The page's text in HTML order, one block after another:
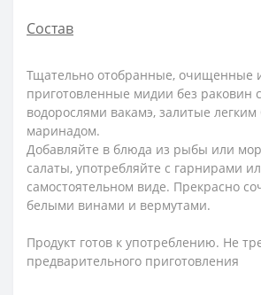
Состав
Тщательно отобранные, очищенные
приготовленные мидии без раковин
водорослями вакамэ, залитые
маринадом.
Добавляйте в блюда из рыбы или
салаты, употребляйте с гарнирами
самостоятельном виде. Прекрасно
белыми винами и вермутами.
Продукт готов к употреблению. Не
предварительного приготовления